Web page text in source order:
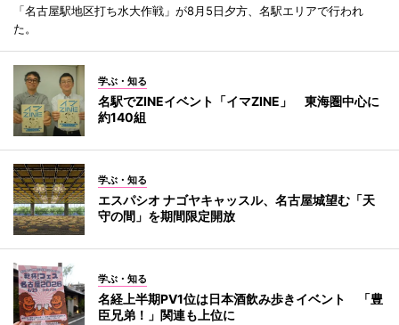
「名古屋駅地区打ち水大作戦」が8月5日夕方、名駅エリアで行われ
た。
学ぶ・知る
名駅でZINEイベント「イマZINE」 東海圏中心に
約140組
学ぶ・知る
エスパシオ ナゴヤキャッスル、名古屋城望む「天
守の間」を期間限定開放
学ぶ・知る
名経上半期PV1位は日本酒飲み歩きイベント 「豊
臣兄弟！」関連も上位に